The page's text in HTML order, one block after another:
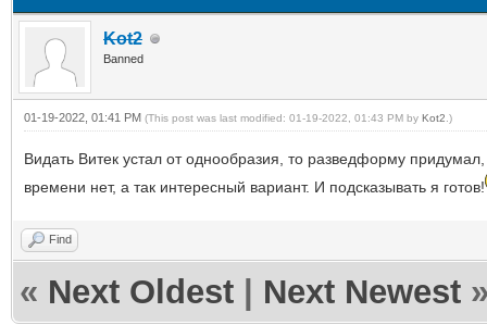
Kot2
Banned
01-19-2022, 01:41 PM (This post was last modified: 01-19-2022, 01:43 PM by Kot2 .)
Видать Витек устал от однообразия, то разведформу
времени нет, а так интересный вариант. И подсказывать я готов!
Find
« Next Oldest Next Newest